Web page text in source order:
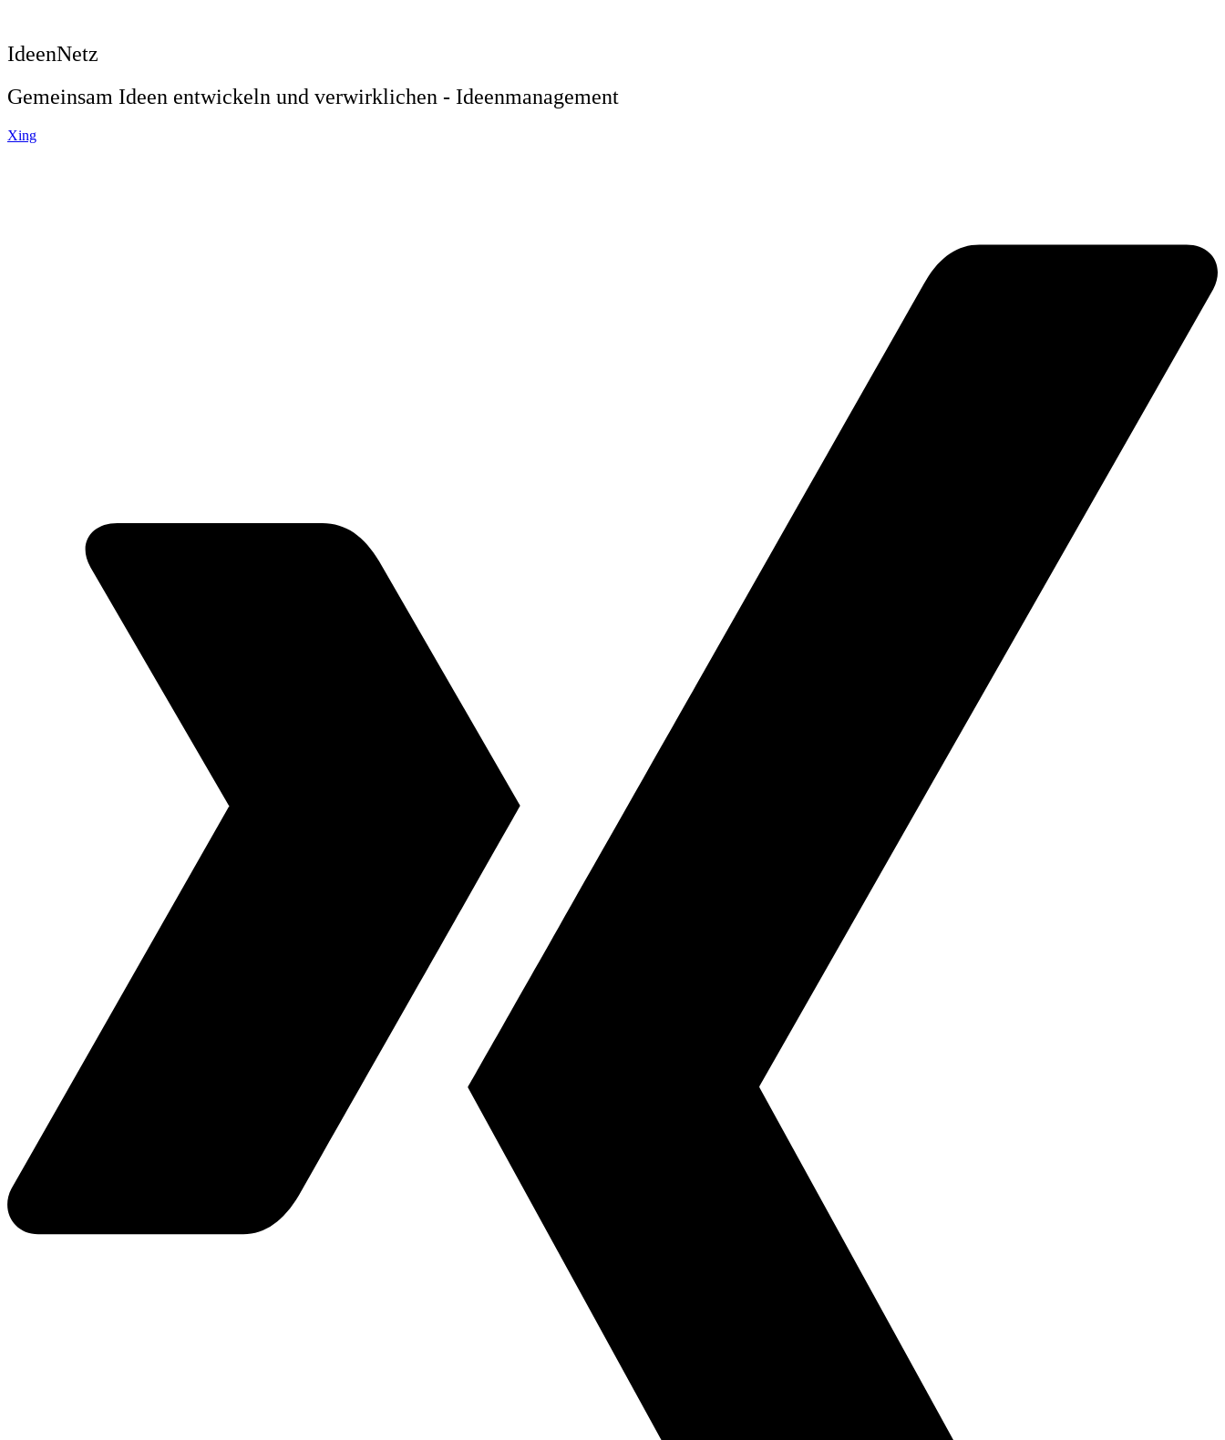
IdeenNetz
Gemeinsam Ideen entwickeln und verwirklichen - Ideenmanagement
Xing